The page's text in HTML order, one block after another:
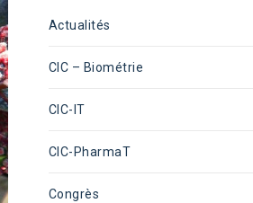
Actualités
CIC – Biométrie
CIC-IT
CIC-PharmaT
Congrès